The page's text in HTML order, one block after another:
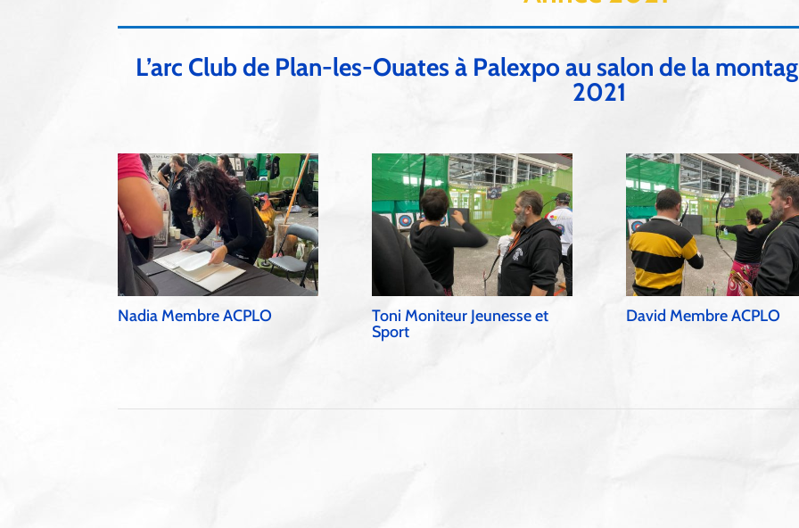
L’arc Club de Plan-les-Ouates à Palexpo au salon de la
2021
Nadia Membre ACPLO
Toni Moniteur Jeunesse et
Sport
David Membre ACPLO